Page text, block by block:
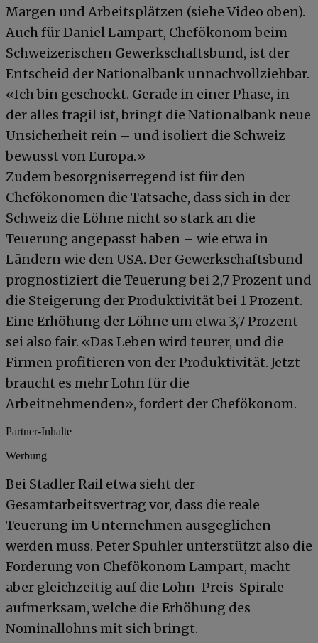
Margen und Arbeitsplätzen (siehe Video oben).
Auch für Daniel Lampart, Chefökonom beim
Schweizerischen Gewerkschaftsbund, ist der
Entscheid der Nationalbank unnachvollziehbar.
«Ich bin geschockt. Gerade in einer Phase, in
der alles fragil ist, bringt die Nationalbank neue
Unsicherheit rein – und isoliert die Schweiz
bewusst von Europa.»
Zudem besorgniserregend ist für den
Chefökonomen die Tatsache, dass sich in der
Schweiz die Löhne nicht so stark an die
Teuerung angepasst haben – wie etwa in
Ländern wie den USA. Der Gewerkschaftsbund
prognostiziert die Teuerung bei 2,7 Prozent und
die Steigerung der Produktivität bei 1 Prozent.
Eine Erhöhung der Löhne um etwa 3,7 Prozent
sei also fair. «Das Leben wird teurer, und die
Firmen profitieren von der Produktivität. Jetzt
braucht es mehr Lohn für die
Arbeitnehmenden», fordert der Chefökonom.
Partner-Inhalte
Werbung
Bei Stadler Rail etwa sieht der
Gesamtarbeitsvertrag vor, dass die reale
Teuerung im Unternehmen ausgeglichen
werden muss. Peter Spuhler unterstützt also die
Forderung von Chefökonom Lampart, macht
aber gleichzeitig auf die Lohn-Preis-Spirale
aufmerksam, welche die Erhöhung des
Nominallohns mit sich bringt.